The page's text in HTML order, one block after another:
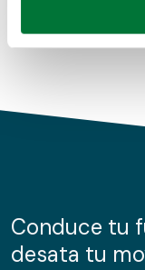
Obtenga más
de cookies.
información sobre
nuestros partners
Conduce tu
desata tu